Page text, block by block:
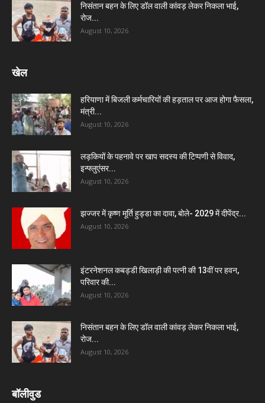
निसंतान बहन के लिए डॉल वाली कांवड़ लेकर निकला भाई,
रोज...
August 10, 2026
खेल
हरियाणा में बिजली कर्मचारियों की हड़ताल पर आज होगा फैसला,
मंत्री...
August 10, 2026
लड़कियों के पहनावे पर खाप सदस्य की टिप्पणी से विवाद,
इन्फ्लुएंसर...
August 10, 2026
झज्जर में कृष्ण मूर्ति हुड्डा का दावा, बोले- 2029 में दीपेंद्र...
August 10, 2026
इंटरनेशनल कबड्डी खिलाड़ी की पत्नी की 13वीं पर हवन,
परिवार की...
August 10, 2026
निसंतान बहन के लिए डॉल वाली कांवड़ लेकर निकला भाई,
रोज...
August 10, 2026
बॉलीवुड